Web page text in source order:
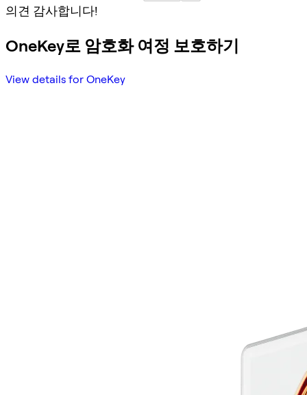
의견 감사합니다!
OneKey로 암호화 여정 보호하기
View details for OneKey